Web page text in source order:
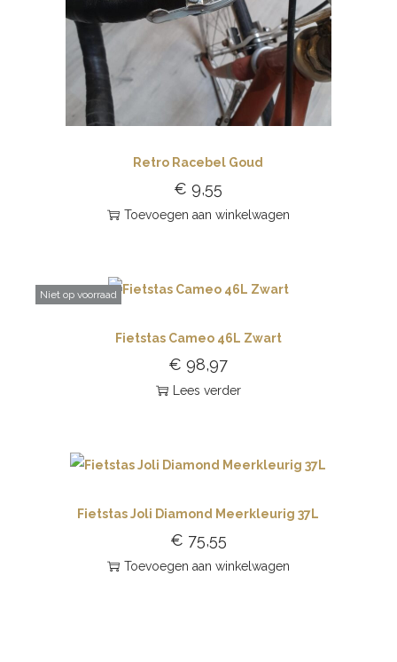
Retro Racebel Goud
€ 9,55
Toevoegen aan winkelwagen
Niet op voorraad
Fietstas Cameo 46L Zwart
€ 98,97
Lees verder
Fietstas Joli Diamond Meerkleurig 37L
€ 75,55
Toevoegen aan winkelwagen